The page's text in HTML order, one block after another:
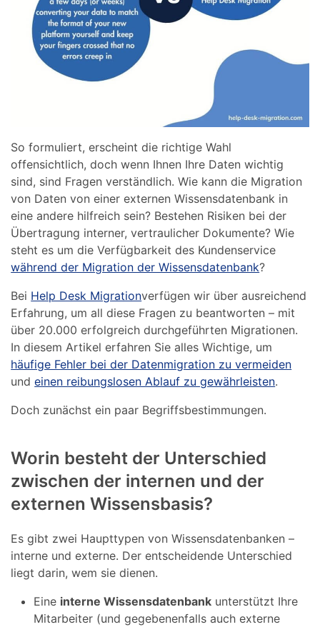
So formuliert, erscheint die richtige Wahl
offensichtlich, doch wenn Ihnen Ihre Daten wichtig
sind, sind Fragen verständlich. Wie kann die Migration
von Daten von einer externen Wissensdatenbank in
eine andere hilfreich sein? Bestehen Risiken bei der
Übertragung interner, vertraulicher Dokumente? Wie
steht es um die Verfügbarkeit des Kundenservice
während der Migration der Wissensdatenbank?
Bei Help Desk Migrationverfügen wir über ausreichend
Erfahrung, um all diese Fragen zu beantworten – mit
über 20.000 erfolgreich durchgeführten Migrationen.
In diesem Artikel erfahren Sie alles Wichtige, um
häufige Fehler bei der Datenmigration zu vermeiden
undeinen reibungslosen Ablauf zu gewährleisten.
Doch zunächst ein paar Begriffsbestimmungen.
Worin besteht der Unterschied
zwischen der internen und der
externen Wissensbasis?
Es gibt zwei Haupttypen von Wissensdatenbanken –
interne und externe. Der entscheidende Unterschied
liegt darin, wem sie dienen.
Eine interne Wissensdatenbank unterstützt Ihre
Mitarbeiter (und gegebenenfalls auch externe